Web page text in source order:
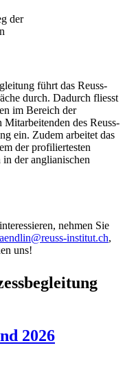
der
führt das Reuss-
durch. Dadurch fliesst
im Bereich der
des Reuss-
ein. Zudem arbeitet das
der profiliertesten
der anglianischen
nehmen Sie
institut.ch,
uns!
2026